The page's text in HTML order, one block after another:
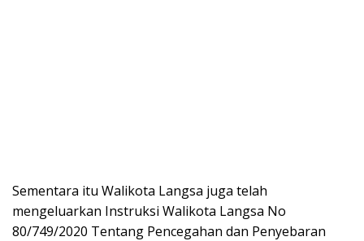
Sementara itu Walikota Langsa juga telah
mengeluarkan Instruksi Walikota Langsa No
80/749/2020 Tentang Pencegahan dan Penyebaran